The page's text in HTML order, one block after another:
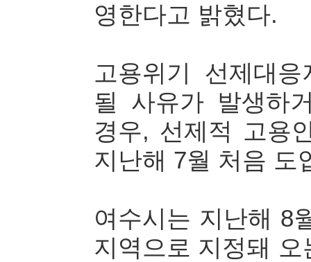
영한다고 밝혔다.
고용위기 선제대
될 사유가 발생하
경우, 선제적 고용
지난해 7월 처음 도
여수시는 지난해 8
지역으로 지정돼